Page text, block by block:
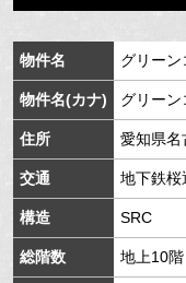
物件名 グリーン
物件名(カナ) グリーン
住所 愛知県名
交通 地下鉄桜
構造 SRC
総階数 地上10階